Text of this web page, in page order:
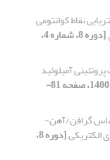
نقاط کوانتومی
[دوره 8، شماره 4،
آمیلوئید
[دوره 8، شماره 4، 1400، صفحه 81-
گرافن/آهن-
الکتریکی [دوره 8،